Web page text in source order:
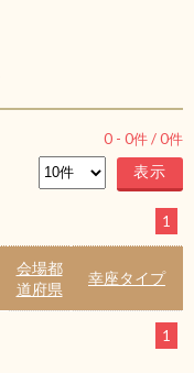
0 - 0件 /0件
1
会場都
道府県
幸座タイプ
1